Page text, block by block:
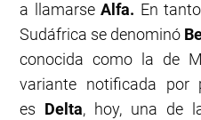
a llamarseAlfa. En
Sudáfrica se denominó
conocida como la de
variante notificada
es Delta, hoy, una de